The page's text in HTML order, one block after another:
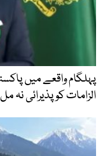
پہلگام واقعے میں
الزامات کو پذیرائی نہ